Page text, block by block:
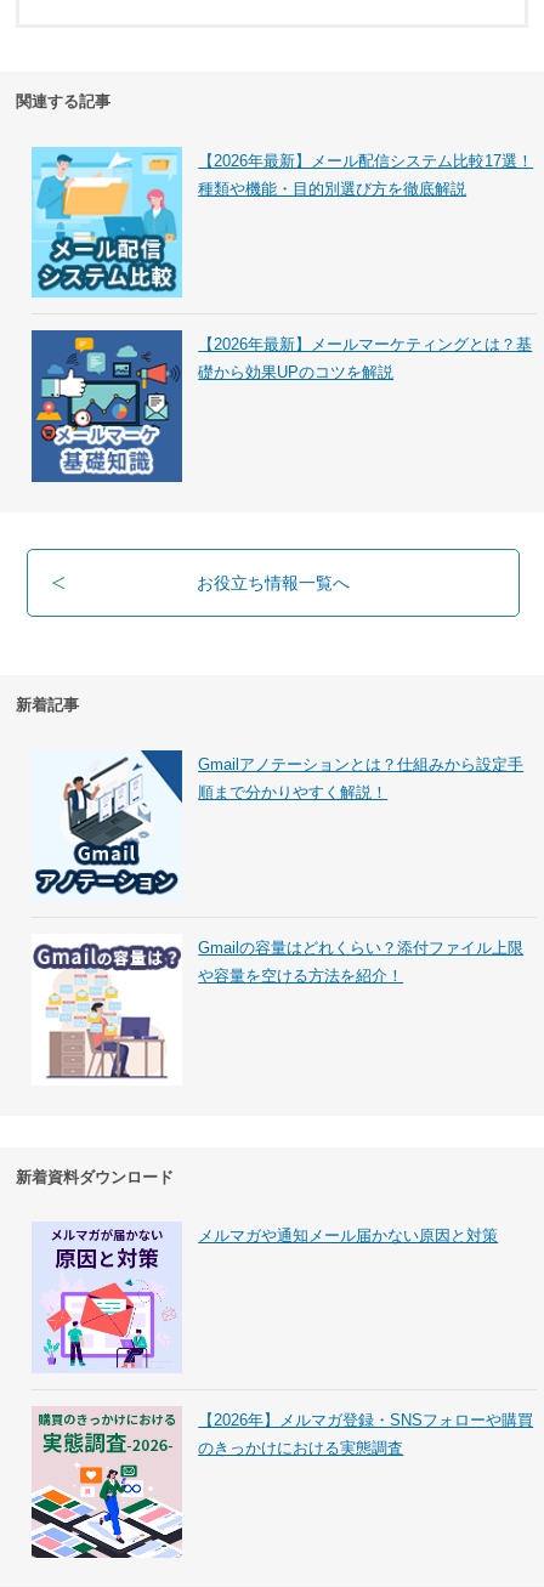
関連する記事
【2026年最新】メール配信システム比較17選！
種類や機能・目的別選び方を徹底解説
【2026年最新】メールマーケティングとは？基
礎から効果UPのコツを解説
お役立ち情報一覧へ
新着記事
Gmailアノテーションとは？仕組みから設定手
順まで分かりやすく解説！
Gmailの容量はどれくらい？添付ファイル上限
や容量を空ける方法を紹介！
新着資料ダウンロード
メルマガや通知メール届かない原因と対策
【2026年】メルマガ登録・SNSフォローや購買
のきっかけにおける実態調査